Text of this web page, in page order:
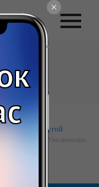
ipad и другой
(iphone)
— Увеличение